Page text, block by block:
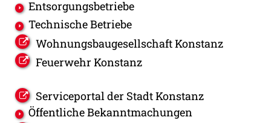
Entsorgungsbetriebe
Technische Betriebe
Wohnungsbaugesellschaft Konstanz
Feuerwehr Konstanz
Serviceportal der Stadt Konstanz
Öffentliche Bekanntmachungen